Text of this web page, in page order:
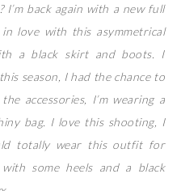
back again with a new full
love with this asymmetrical
a black skirt and boots. I
season, I had the chance to
accessories, I’m wearing a
bag. I love this shooting, I
totally wear this outfit for
some heels and a black